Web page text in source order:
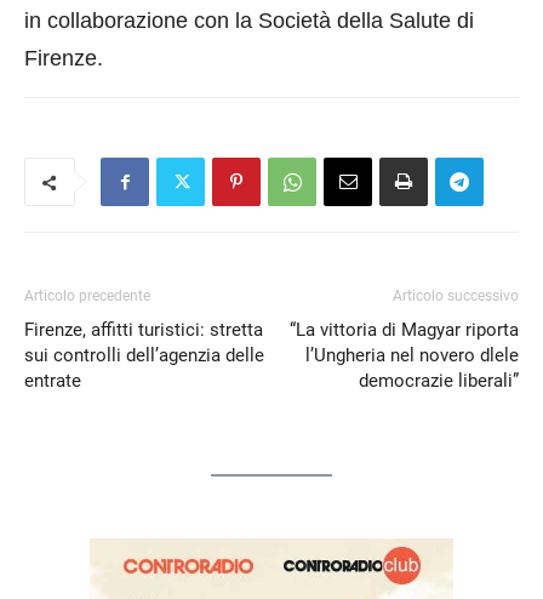
in collaborazione con la Società della Salute di
Firenze.
Articolo precedente
Firenze, affitti turistici: stretta
sui controlli dell’agenzia delle
entrate
Articolo successivo
“La vittoria di Magyar riporta
l’Ungheria nel novero dlele
democrazie liberali”